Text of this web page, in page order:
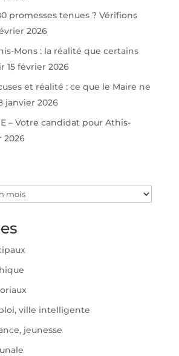
promesses tenues ? Vérifions
2026
Mons : la réalité que certains
15 février 2026
et réalité : ce que le Maire ne
janvier 2026
– Votre candidat pour Athis-
2026
ville intelligente
jeunesse